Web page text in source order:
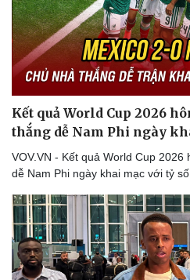
Kết quả World Cup 2026
thắng dễ Nam Phi ngày
VOV.VN - Kết quả World Cup 2026
dễ Nam Phi ngày khai mạc với tỷ số